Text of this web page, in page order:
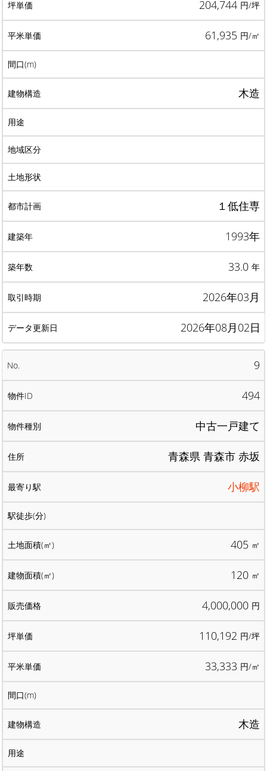
204,744 円/坪
61,935 円/㎡
木造
１低住専
1993年
33.0 年
2026年03月
2026年08月02日
9
494
中古一戸建て
青森県 青森市 赤坂
小柳駅
405 ㎡
120 ㎡
4,000,000 円
110,192 円/坪
33,333 円/㎡
木造